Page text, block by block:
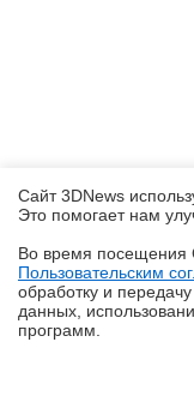
Обзор HUAWEI
Сайт 3DNews
Это помогает нам
Во время посещения
Пользовательским
обработку и
данных,
программ.